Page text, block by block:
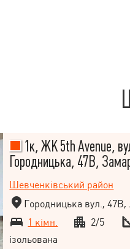
1к, ЖК 5th Avenue,
Городницька, 47В,
Шевченківський район
Городницька вул., 47В,
1 кімн.
2/5
ізольована